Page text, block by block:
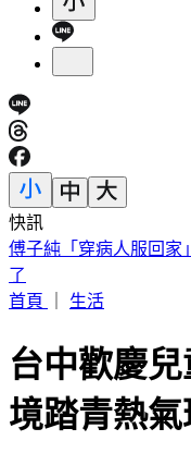
快訊
砍Gmail神功能 2027
首頁
台中歡慶
境踏青熱氣